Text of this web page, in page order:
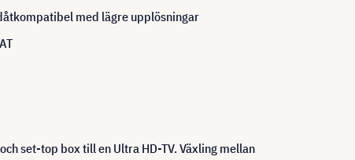
med lägre upplösningar
set-top box till en Ultra HD-TV. Växling mellan